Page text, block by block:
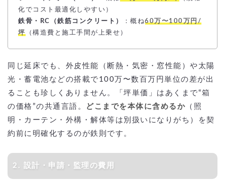
化でコスト最適化しやすい）
鉄骨・RC（鉄筋コンクリート）
：概ね60万〜100万円/
坪（構造費と施工手間が上乗せ）
同じ延床でも、外皮性能（断熱・気密・窓性能）や太陽
光・蓄電池などの搭載で100万〜数百万円単位の差が出
ることも珍しくありません。「坪単価」はあくまで“箱
の価格”の共通言語。
どこまでを本体に含めるか （照
明・カーテン・外構・解体等は別扱いになりがち）を契
約前に明確化するのが鉄則です。
2. 設計・申請・監理の費用